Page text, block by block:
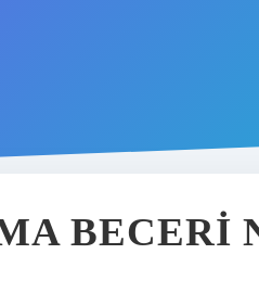
BECERI